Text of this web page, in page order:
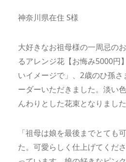
神奈川県在住 S様
大好きなお祖母様の一周忌の
るアレンジ花【お悔み5000円
いイメージで」、2歳のひ孫
ーダーいただきました。淡い
んわりとした花束となりました
「祖母は娘を最後までとても
た。可愛らしく仕上げてくだ